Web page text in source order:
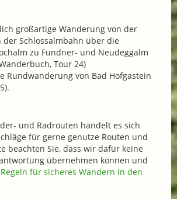
großartige Wanderung von der
der Schlossalmbahn über die
zu Fundner- und Neudeggalm
Tour 24)
Rundwanderung von Bad Hofgastein
und Radrouten handelt es sich
für gerne genutze Routen und
beachten Sie, dass wir dafür keine
übernehmen können und
Regeln für sicheres Wandern in den